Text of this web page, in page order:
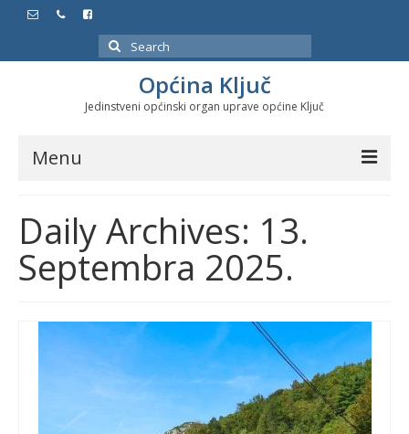
Search
for:
Općina Ključ
Jedinstveni općinski organ uprave općine Ključ
Menu
Službeni glasnici
Javne nabavke
Značajni datumi i manifestacije
Program energetske efikasnosti u stambenom
Daily Archives: 13.
Septembra 2025.